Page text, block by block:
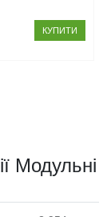
КУПИТИ
Модульні